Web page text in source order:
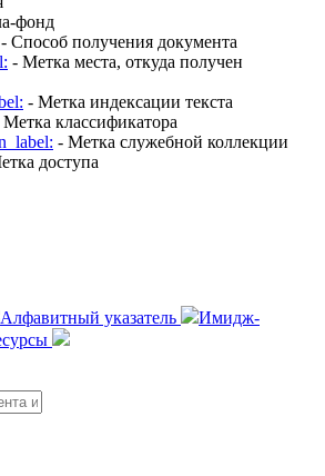
фонд
- Способ получения документа
- Метка места, откуда получен
- Метка индексации текста
Метка классификатора
- Метка служебной коллекции
доступа
Алфавитный указатель
Имидж-